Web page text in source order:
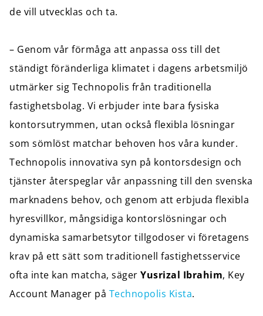
de vill utvecklas och ta.
– Genom vår förmåga att anpassa oss till det
ständigt föränderliga klimatet i dagens arbetsmiljö
utmärker sig Technopolis från traditionella
fastighetsbolag. Vi erbjuder inte bara fysiska
kontorsutrymmen, utan också flexibla lösningar
som sömlöst matchar behoven hos våra kunder.
Technopolis innovativa syn på kontorsdesign och
tjänster återspeglar vår anpassning till den svenska
marknadens behov, och genom att erbjuda flexibla
hyresvillkor, mångsidiga kontorslösningar och
dynamiska samarbetsytor tillgodoser vi företagens
krav på ett sätt som traditionell fastighetsservice
ofta inte kan matcha, säger Yusrizal Ibrahim, Key
Account Manager på Technopolis Kista.